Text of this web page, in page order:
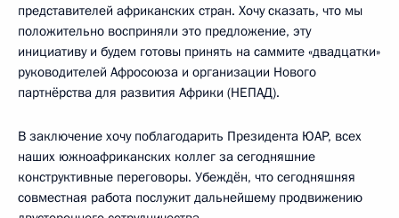
представителей африканских стран. Хочу сказать, что мы
положительно восприняли это предложение, эту
инициативу и будем готовы принять на саммите «двадцатки»
руководителей Афросоюза и организации Нового
партнёрства для развития Африки (НЕПАД).
В заключение хочу поблагодарить Президента ЮАР, всех
наших южноафриканских коллег за сегодняшние
конструктивные переговоры. Убеждён, что сегодняшняя
совместная работа послужит дальнейшему продвижению